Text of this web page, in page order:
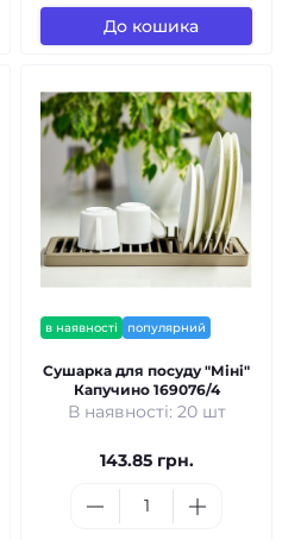
До кошика
в наявності популярний
Сушарка для посуду "Міні"
Капучино 169076/4
В наявності: 20 шт
143.85 грн.